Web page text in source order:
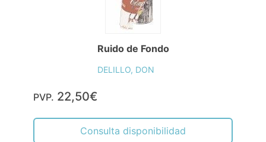
Ruido de Fondo
DELILLO, DON
PVP. 22,50€
Consulta disponibilidad